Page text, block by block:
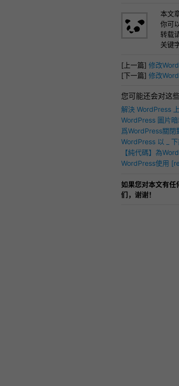
本文
你可
转载
关键
[上一篇] 修改
[下一篇] 修改
您可能还会对这
解決 WordPress
「HTTP錯誤」問
WordPress 圖片暗
FancyZoom 介紹
爲WordPress關閉
問速度（可設定白
WordPress 以 _ 下
【純代碼】為
論分頁功能
WordPress使用
如果您对本文有任
们，谢谢！